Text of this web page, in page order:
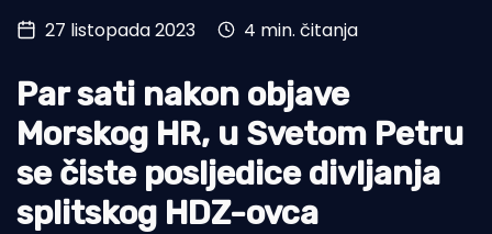
Pomorstvo
Ekologija
Tradicija i kultura
27 listopada 2023 4 min. čitanja
Par sati nakon objave
Morskog HR, u Svetom Petru
se čiste posljedice divljanja
splitskog HDZ-ovca